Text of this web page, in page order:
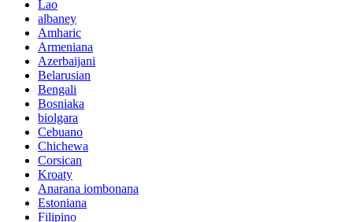
Lao
albaney
Amharic
Armeniana
Azerbaijani
Belarusian
Bengali
Bosniaka
biolgara
Cebuano
Chichewa
Corsican
Kroaty
Anarana iombonana
Estoniana
Filipino